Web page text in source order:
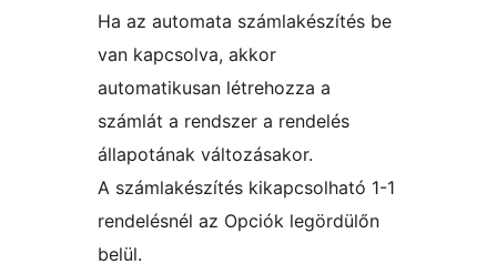
Ha az automata számlakészítés be
van kapcsolva, akkor
automatikusan létrehozza a
számlát a rendszer a rendelés
állapotának változásakor.
A számlakészítés kikapcsolható 1-1
rendelésnél az Opciók legördülőn
belül.